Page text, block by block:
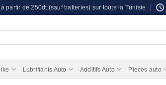
à partir de 250dt (sauf batteries) sur toute la Tunisie
Lubrifiants Auto Additifs Auto Pieces auto